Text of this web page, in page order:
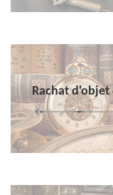
Rachat d'objet